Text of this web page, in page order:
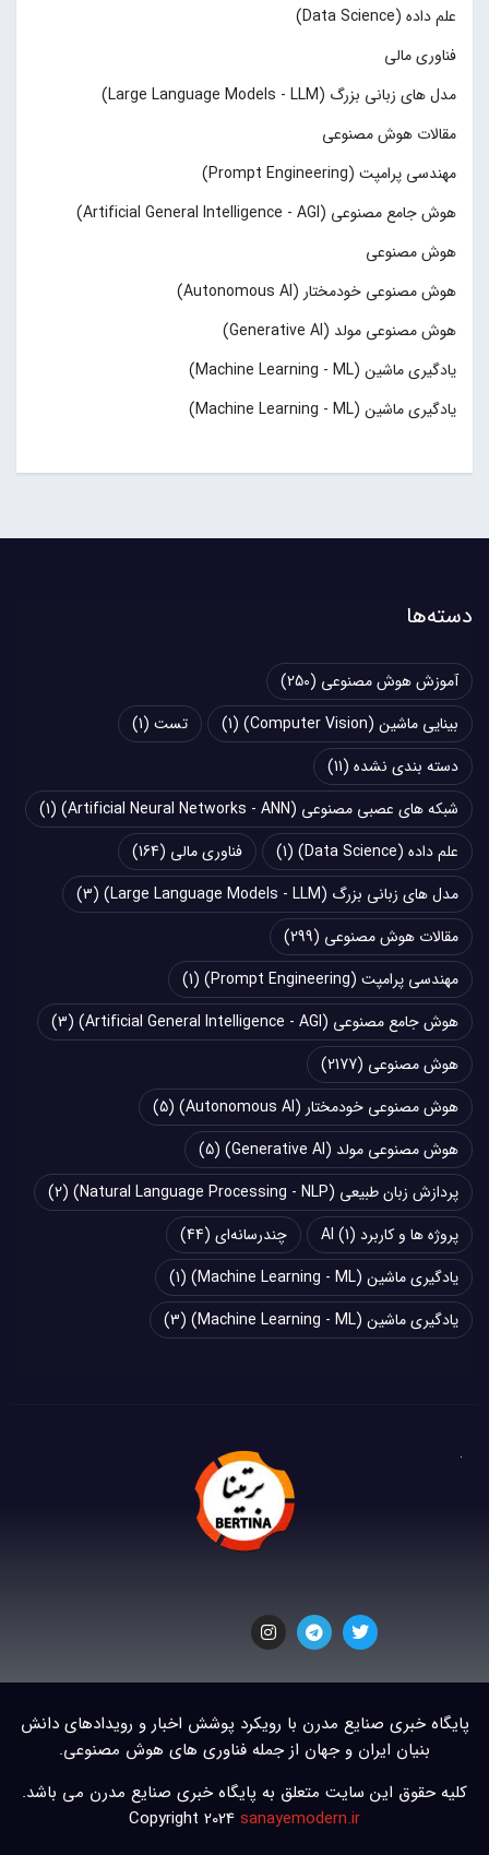
علم داده (Data Science)
فناوری مالی
مدل های زبانی بزرگ (Large Language Models - LLM)
مقالات هوش مصنوعی
مهندسی پرامپت (Prompt Engineering)
هوش جامع مصنوعی (Artificial General Intelligence - AGI)
هوش مصنوعی
هوش مصنوعی خودمختار (Autonomous AI)
هوش مصنوعی مولد (Generative AI)
یادگیری ماشین (Machine Learning - ML)
یادگیری ماشین (Machine Learning - ML)
دسته‌ها
آموزش هوش مصنوعی (250)
بینایی ماشین (Computer Vision)
(1) تست (1)
دسته بندی نشده (11)
شبکه های عصبی مصنوعی (Artificial Neural Networks - ANN)
(1)
علم داده (Data Science)
(1) فناوری مالی (164)
مدل های زبانی بزرگ (Large Language Models - LLM)
(3)
مقالات هوش مصنوعی (299)
مهندسی پرامپت (Prompt Engineering)
(1)
هوش جامع مصنوعی (Artificial General Intelligence - AGI)
(3)
هوش مصنوعی (2177)
هوش مصنوعی خودمختار (Autonomous AI)
(5)
هوش مصنوعی مولد (Generative AI)
(5)
پردازش زبان طبیعی (Natural Language Processing - NLP)
(2)
پروژه ها و کاربرد AI (1) چند‌‌رسانه‌ای (44)
یادگیری ماشین (Machine Learning - ML)
(1)
یادگیری ماشین (Machine Learning - ML)
(3)
پایگاه خبری صنایع مدرن با رویکرد پوشش اخبار و رویدادهای دانش
بنیان ایران و جهان از جمله فناوری های هوش مصنوعی.
کلیه حقوق این سایت متعلق به پایگاه خبری صنایع مدرن می باشد.
Copyright 2024 sanayemodern.ir